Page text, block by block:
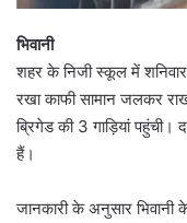
भिवानी
शहर के निजी स्कूल में
रखा काफी सामान जलकर
ब्रिगेड की 3 गाड़ियां
हैं।
जानकारी के अनुसार